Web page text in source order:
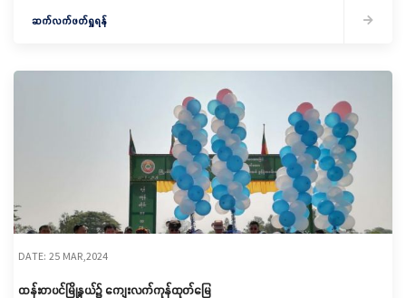
ဆက်လက်ဖတ်ရှုရန်
DATE: 25 MAR,2024
ထန်းတပင်မြို့နယ်၌ ကျေးလက်ကုန်ထုတ်မြေ